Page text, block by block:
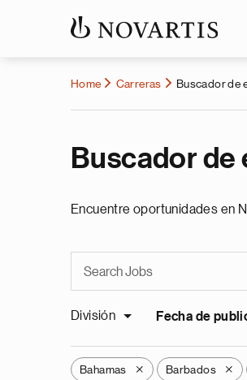
Home Carreras Buscador de
Buscador de
Encuentre oportunidades en
División Fecha de
Bahamas X Barbados X